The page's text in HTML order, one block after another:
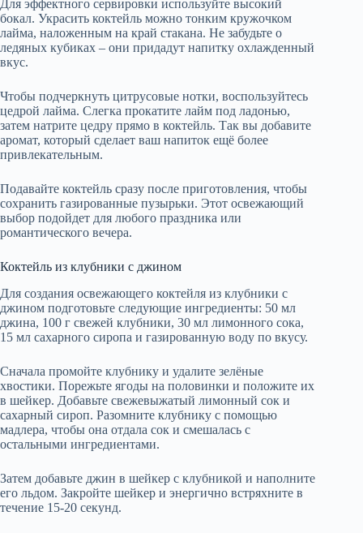
Для эффектного сервировки используйте высокий
бокал. Украсить коктейль можно тонким кружочком
лайма, наложенным на край стакана. Не забудьте о
ледяных кубиках – они придадут напитку охлажденный
вкус.
Чтобы подчеркнуть цитрусовые нотки, воспользуйтесь
цедрой лайма. Слегка прокатите лайм под ладонью,
затем натрите цедру прямо в коктейль. Так вы добавите
аромат, который сделает ваш напиток ещё более
привлекательным.
Подавайте коктейль сразу после приготовления, чтобы
сохранить газированные пузырьки. Этот освежающий
выбор подойдет для любого праздника или
романтического вечера.
Коктейль из клубники с джином
Для создания освежающего коктейля из клубники с
джином подготовьте следующие ингредиенты: 50 мл
джина, 100 г свежей клубники, 30 мл лимонного сока,
15 мл сахарного сиропа и газированную воду по вкусу.
Сначала промойте клубнику и удалите зелёные
хвостики. Порежьте ягоды на половинки и положите их
в шейкер. Добавьте свежевыжатый лимонный сок и
сахарный сироп. Разомните клубнику с помощью
мадлера, чтобы она отдала сок и смешалась с
остальными ингредиентами.
Затем добавьте джин в шейкер с клубникой и наполните
его льдом. Закройте шейкер и энергично встряхните в
течение 15-20 секунд.